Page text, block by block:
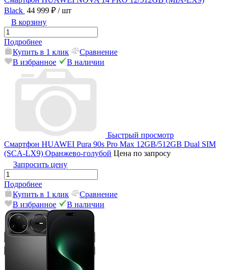
Black 44 999 ₽ / шт
В корзину
Подробнее
Купить в 1 клик
Сравнение
В избранное
В наличии
Быстрый просмотр
Смартфон HUAWEI Pura 90s Pro Max 12GB/512GB Dual SIM
(SCA-LX9) Оранжево-голубой Цена по запросу
Запросить цену
Подробнее
Купить в 1 клик
Сравнение
В избранное
В наличии